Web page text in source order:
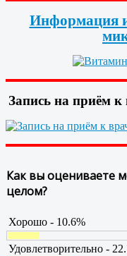
Информация
Запись на приём к
Как вы оцениваете
целом?
Хорошо - 10.6%
Удовлетворительно -